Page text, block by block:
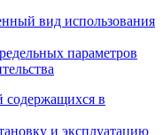
вид использования
параметров
содержащихся в
и эксплуатацию